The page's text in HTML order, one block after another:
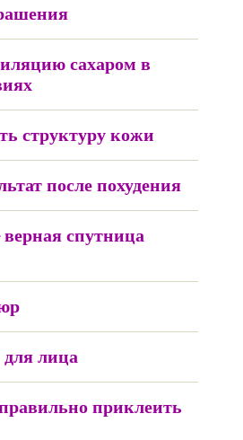
сахаром в
структуру кожи
после похудения
спутница
лица
приклеить